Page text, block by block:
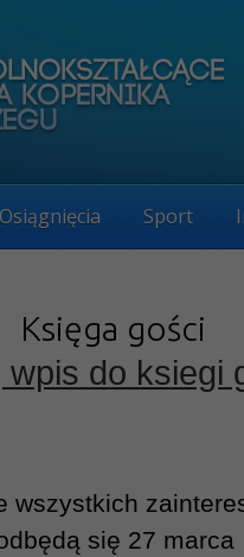
Osiągnięcia Sport
Księga gości
wpis do ksiegi
wszystkich
się 27 marca